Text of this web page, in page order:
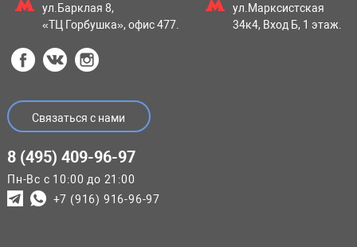
ул.Барклая 8,
«ТЦ Горбушка», офис 477.
ул.Марксистская
34к4, Вход Б, 1 этаж.
Связаться с нами
8 (495) 409-96-97
Пн-Вс с 10:00 до 21:00
+7 (916) 916-96-97